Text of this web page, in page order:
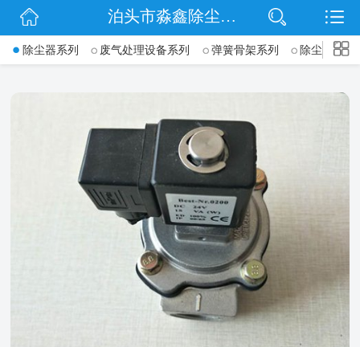
网站首页
产品展示
联系我们
泊头市淼鑫除尘配件销售处
除尘器系列 废气处理设备系列 弹簧骨架系列 除尘骨架(